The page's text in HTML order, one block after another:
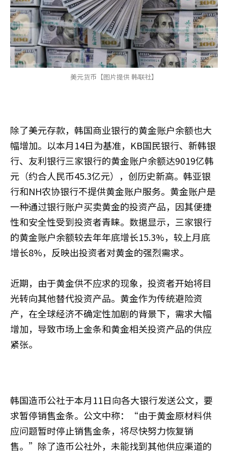
美元货币【图片提供 韩联社】
除了美元存款，韩国商业银行的黄金账户余额也大
幅增加。以本月14日为基准，KB国民银行、新韩银
行、友利银行三家银行的黄金账户余额达9019亿韩
元（约合人民币45.3亿元），创历史新高。韩亚银
行和NH农协银行不提供黄金账户服务。黄金账户是
一种通过银行账户买卖黄金的投资产品，因其便捷
性和安全性受到投资者青睐。数据显示，三家银行
的黄金账户余额较去年年底增长15.3%，较上月底
增长8%，反映出投资者对黄金的强烈需求。
近期，由于黄金供不应求的现象，投资者开始将目
光转向其他替代投资产品。黄金作为传统避险资
产，在全球经济不确定性加剧的背景下，需求大幅
增加，导致市场上金条和黄金相关投资产品的供应
紧张。
韩国造币公社于本月11日向各大银行发送公文，要
求暂停销售金条。公文中称：“由于黄金原材料供
应问题暂时停止销售金条，将尽快努力恢复销
售。”除了造币公社外，未能找到其他供应渠道的